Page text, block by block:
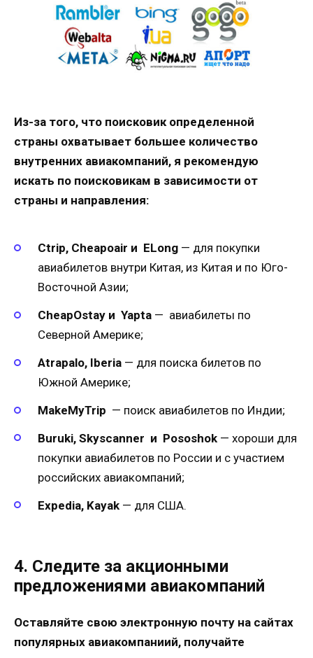
Из-за того, что поисковик определенной
страны охватывает большее количество
внутренних авиакомпаний, я рекомендую
искать по поисковикам в зависимости от
страны и направления:
Ctrip, Cheapoair и ELong — для покупки
авиабилетов внутри Китая, из Китая и по Юго-
Восточной Азии;
CheapOstay и Yapta — авиабилеты по
Северной Америке;
Atrapalo, Iberia — для поиска билетов по
Южной Америке;
MakeMyTrip — поиск авиабилетов по Индии;
Buruki, Skyscanner и Pososhok — хороши для
покупки авиабилетов по России и с участием
российских авиакомпаний;
Expedia, Kayak — для США.
4. Следите за акционными
предложениями авиакомпаний
Оставляйте свою электронную почту на сайтах
популярных авиакомпаниий, получайте